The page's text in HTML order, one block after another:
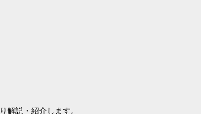
解説・紹介します。